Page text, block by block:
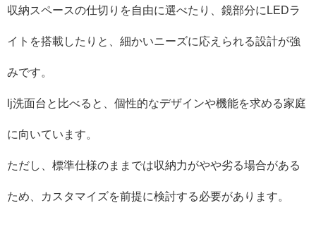
収納スペースの仕切りを自由に選べたり、鏡部分にLEDラ
イトを搭載したりと、細かいニーズに応えられる設計が強
みです。
lj洗面台と比べると、個性的なデザインや機能を求める家庭
に向いています。
ただし、標準仕様のままでは収納力がやや劣る場合がある
ため、カスタマイズを前提に検討する必要があります。